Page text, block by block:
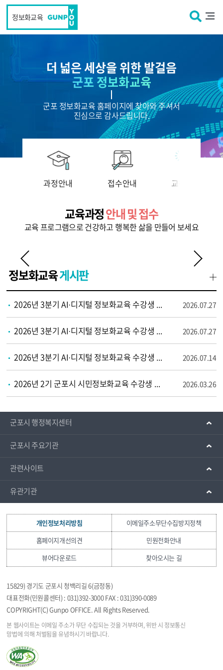
정보화교육
더 넓은 세상을 위한 발걸음
군포 정보화교육
군포 정보화교육 홈페이지에 찾아와 주셔서
진심으로 감사드립니다.
과정안내 접수안내 교육접수
교육과정안내 및 접수
교육 프로그램으로 건강하고 행복한 삶을 만들어 보세요
정보화교육게시판
2026년 3분기 AI·디지털 정보화교육 수강생 선정결과 알림 2026.07.27
2026년 3분기 AI·디지털 정보화교육 수강생 추가모집 안내 2026.07.27
2026년 3분기 AI·디지털 정보화교육 수강생 모집 안내 2026.07.14
2026년 2기 군포시 시민정보화교육 수강생 모집 안내 2026.03.26
군포시 행정복지센터
군포시 주요기관
관련사이트
유관기관
개인정보처리방침
이메일주소무단수집방지정책
홈페이지개선의견
민원전화안내
뷰어다운로드
찾아오시는 길
15829) 경기도 군포시 청백리길 6(금정동)
대표전화(민원콜센터) : 031)392-3000 FAX : 031)390-0089
COPYRIGHT(C) Gunpo OFFICE. All Rights Reserved.
본 웹사이트는 이메일 주소가 무단 수집되는 것을거부하며, 위반 시 정보통신
망법에 의해 처벌됨을유념하시기 바랍니다.